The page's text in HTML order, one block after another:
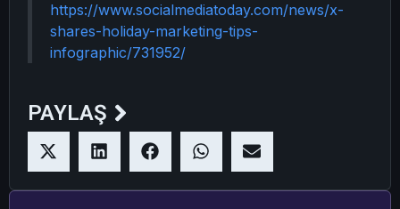
https://www.socialmediatoday.com/news/x-
shares-holiday-marketing-tips-
infographic/731952/
PAYLAŞ